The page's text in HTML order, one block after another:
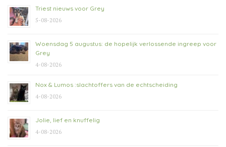
Triest nieuws voor Grey
5-08-2026
Woensdag 5 augustus: de hopelijk verlossende ingreep voor
Grey
4-08-2026
Nox & Lumos :slachtoffers van de echtscheiding
4-08-2026
Jolie, lief en knuffelig
4-08-2026